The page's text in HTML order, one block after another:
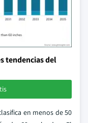
tendencias del
en menos de 50